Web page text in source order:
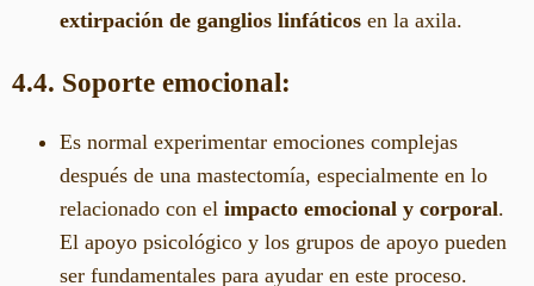
extirpación de ganglios linfáticos en la axila.
4.4. Soporte emocional:
Es normal experimentar emociones complejas
después de una mastectomía, especialmente en lo
relacionado con el impacto emocional y corporal.
El apoyo psicológico y los grupos de apoyo pueden
ser fundamentales para ayudar en este proceso.